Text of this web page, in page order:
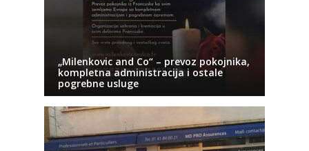
„Milenkovic and Co“ – prevoz pokojnika,
kompletna administracija i ostale
pogrebne usluge